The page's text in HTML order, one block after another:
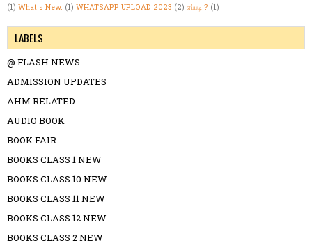
(1) What's New. (1) WHATSAPP UPLOAD 2023 (2) எப்படி ? (1)
LABELS
@ FLASH NEWS
ADMISSION UPDATES
AHM RELATED
AUDIO BOOK
BOOK FAIR
BOOKS CLASS 1 NEW
BOOKS CLASS 10 NEW
BOOKS CLASS 11 NEW
BOOKS CLASS 12 NEW
BOOKS CLASS 2 NEW